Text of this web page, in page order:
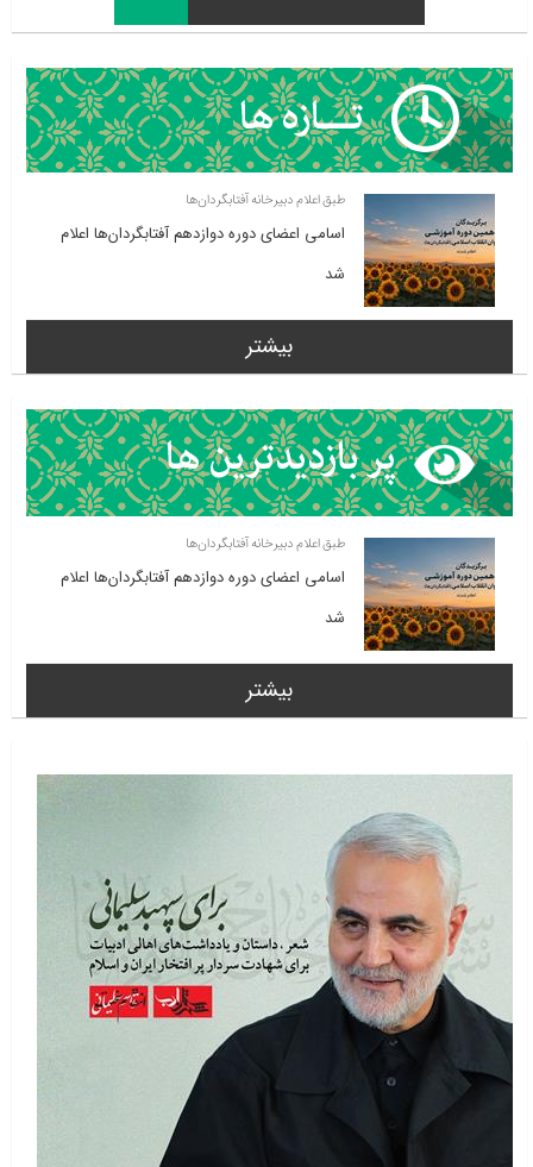
طبق اعلام دبیرخانه آفتابگردان‌ها
اسامی اعضای دوره دوازدهم آفتابگردان‌ها اعلام
شد
بیشتر
طبق اعلام دبیرخانه آفتابگردان‌ها
اسامی اعضای دوره دوازدهم آفتابگردان‌ها اعلام
شد
بیشتر